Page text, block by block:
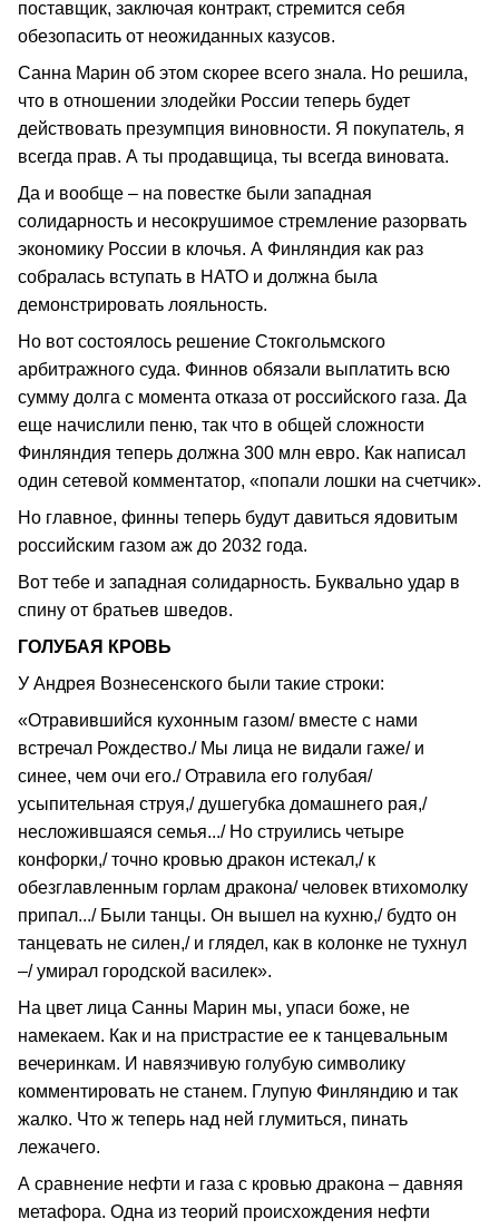
поставщик, заключая контракт, стремится себя
обезопасить от неожиданных казусов.
Санна Марин об этом скорее всего знала. Но решила,
что в отношении злодейки России теперь будет
действовать презумпция виновности. Я покупатель, я
всегда прав. А ты продавщица, ты всегда виновата.
Да и вообще – на повестке были западная
солидарность и несокрушимое стремление разорвать
экономику России в клочья. А Финляндия как раз
собралась вступать в НАТО и должна была
демонстрировать лояльность.
Но вот состоялось решение Стокгольмского
арбитражного суда. Финнов обязали выплатить всю
сумму долга с момента отказа от российского газа. Да
еще начислили пеню, так что в общей сложности
Финляндия теперь должна 300 млн евро. Как написал
один сетевой комментатор, «попали лошки на счетчик».
Но главное, финны теперь будут давиться ядовитым
российским газом аж до 2032 года.
Вот тебе и западная солидарность. Буквально удар в
спину от братьев шведов.
ГОЛУБАЯ КРОВЬ
У Андрея Вознесенского были такие строки:
«Отравившийся кухонным газом/ вместе с нами
встречал Рождество./ Мы лица не видали гаже/ и
синее, чем очи его./ Отравила его голубая/
усыпительная струя,/ душегубка домашнего рая,/
несложившаяся семья.../ Но струились четыре
конфорки,/ точно кровью дракон истекал,/ к
обезглавленным горлам дракона/ человек втихомолку
припал.../ Были танцы. Он вышел на кухню,/ будто он
танцевать не силен,/ и глядел, как в колонке не тухнул
–/ умирал городской василек».
На цвет лица Санны Марин мы, упаси боже, не
намекаем. Как и на пристрастие ее к танцевальным
вечеринкам. И навязчивую голубую символику
комментировать не станем. Глупую Финляндию и так
жалко. Что ж теперь над ней глумиться, пинать
лежачего.
А сравнение нефти и газа с кровью дракона – давняя
метафора. Одна из теорий происхождения нефти